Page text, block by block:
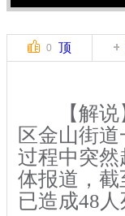
0 顶
【解说】
区金山街
过程中突
体报道，截
已造成48人